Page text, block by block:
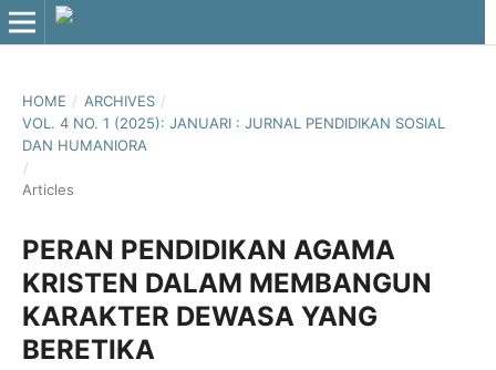
HOME / ARCHIVES /
VOL. 4 NO. 1 (2025): JANUARI : JURNAL PENDIDIKAN SOSIAL
DAN HUMANIORA
/
Articles
PERAN PENDIDIKAN AGAMA
KRISTEN DALAM MEMBANGUN
KARAKTER DEWASA YANG
BERETIKA